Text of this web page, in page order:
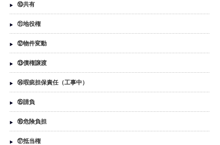
⑩共有
⑪地役権
⑫物件変動
⑬債権譲渡
⑭瑕疵担保責任（工事中）
⑮請負
⑯危険負担
⑰抵当権